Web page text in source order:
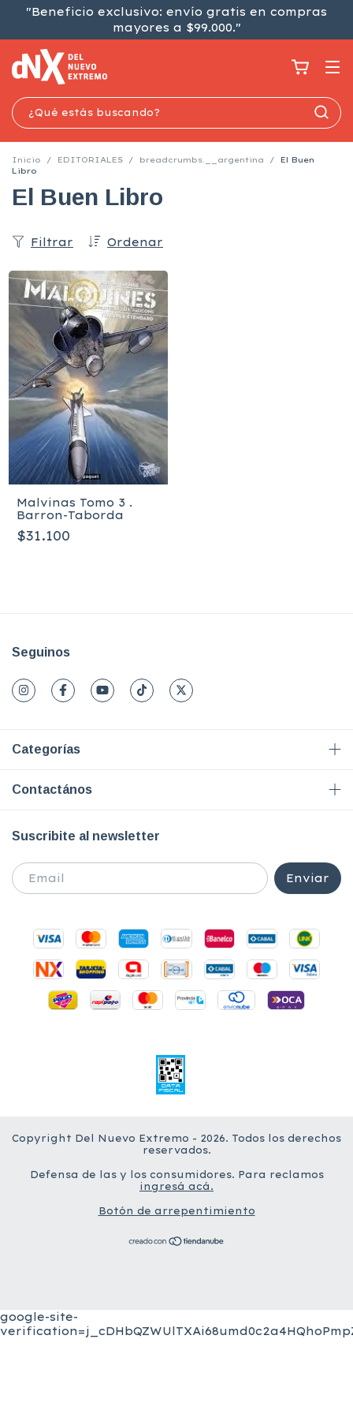
"Beneficio exclusivo: envío gratis en compras
mayores a $99.000."
Inicio / EDITORIALES / breadcrumbs.__argentina /
El Buen
Libro
El Buen Libro
Ordenar
Filtrar
Malvinas Tomo 3 .
Barron-Taborda
$31.100
Seguinos
Categorías
Contactános
Suscribite al newsletter
Copyright Del Nuevo Extremo - 2026. Todos los derechos
reservados.
Defensa de las y los consumidores. Para reclamos
ingresá acá.
Botón de arrepentimiento
google-site-